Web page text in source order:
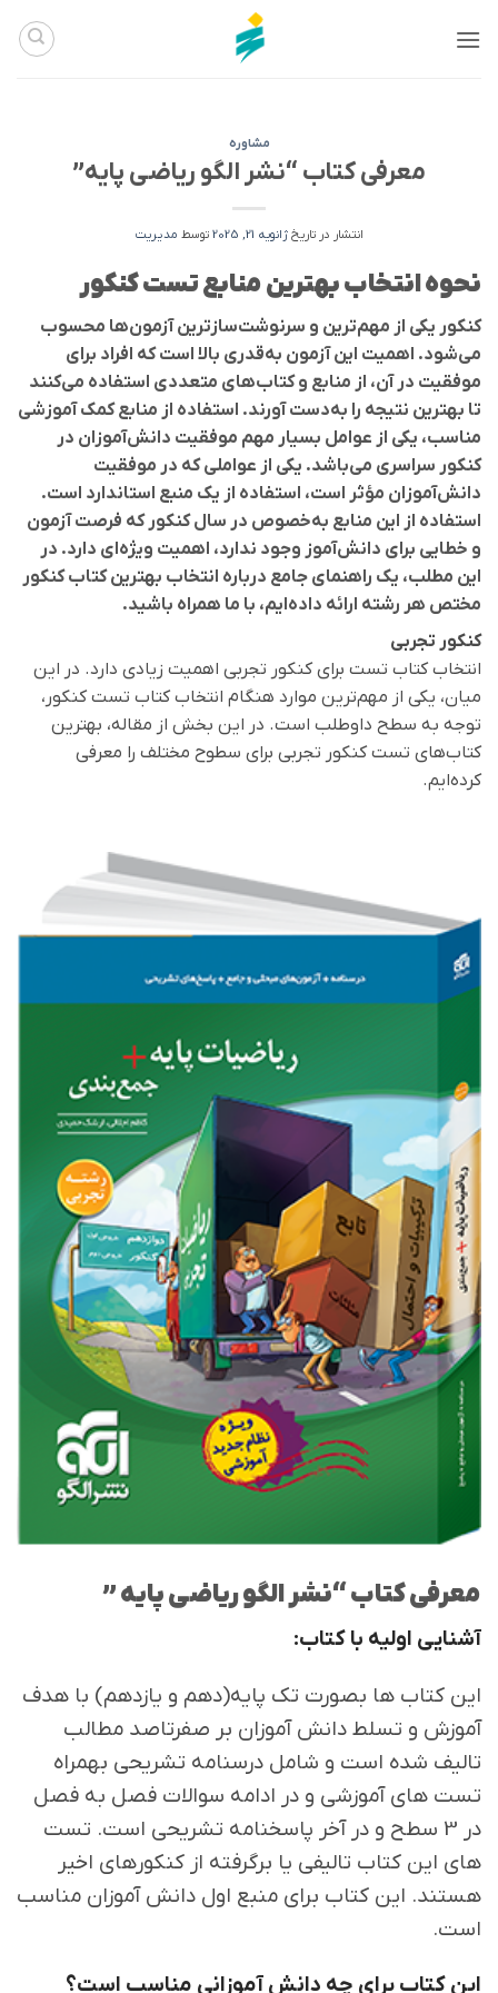
مشاوره
معرفی کتاب “نشر الگو ریاضی پایه”
انتشار در تاریخژانویه 21, 2025 توسط مدیریت
نحوه انتخاب بهترین منابع تست کنکور
کنکور یکی از مهم‌ترین و سرنوشت‌سازترین آزمون‌ها محسوب
می‌شود. اهمیت این آزمون به‌قدری بالا است که افراد برای
موفقیت در آن، از منابع و کتاب‌های متعددی استفاده می‌کنند
تا بهترین نتیجه را به‌دست آورند. استفاده از منابع کمک آموزشی
مناسب، یکی از عوامل بسیار مهم موفقیت دانش‌آموزان در
کنکور سراسری می‌باشد. یکی از عواملی که در موفقیت
دانش‌آموزان مؤثر است، استفاده از یک منبع استاندارد است.
استفاده از این منابع به‌خصوص در سال کنکور که فرصت آزمون
و خطایی برای دانش‌آموز وجود ندارد، اهمیت ویژه‌ای دارد. در
این مطلب، یک راهنمای جامع درباره انتخاب بهترین کتاب کنکور
مختص هر رشته ارائه داده‌ایم، با ما همراه باشید.
کنکور تجربی
انتخاب کتاب تست برای کنکور تجربی اهمیت زیادی دارد. در این
میان، یکی از مهم‌ترین موارد هنگام انتخاب کتاب تست کنکور،
توجه به سطح داوطلب است. در این بخش از مقاله، بهترین
کتاب‌های تست کنکور تجربی برای سطوح مختلف را معرفی
کرده‌ایم.
معرفی کتاب “نشر الگو ریاضی پایه ”
آشنایی اولیه با کتاب:
این کتاب ها بصورت تک پایه(دهم و یازدهم) با هدف
آموزش و تسلط دانش آموزان بر صفرتاصد مطالب
تالیف شده است و شامل درسنامه تشریحی بهمراه
تست های آموزشی و در ادامه سوالات فصل به فصل
در 3 سطح و در آخر پاسخنامه تشریحی است. تست
های این کتاب تالیفی یا برگرفته از کنکورهای اخیر
هستند. این کتاب برای منبع اول دانش آموزان مناسب
است.
این کتاب برای چه دانش آموزانی مناسب است؟